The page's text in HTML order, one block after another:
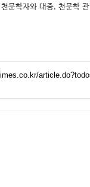
문학자와 대중, 천문학